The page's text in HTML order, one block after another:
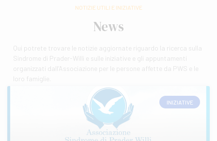
NOTIZIE UTILI E INIZIATIVE
News
Qui potrete trovare le notizie aggiornate riguardo la ricerca sulla
Sindrome di Prader-Willi e sulle iniziative e gli appuntamenti
organizzati dall’Associazione per le persone affette da PWS e le
loro famiglie.
INIZIATIVE